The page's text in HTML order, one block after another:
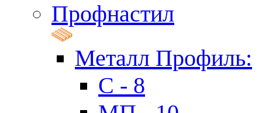
Профнастил
Металл Профиль:
C - 8